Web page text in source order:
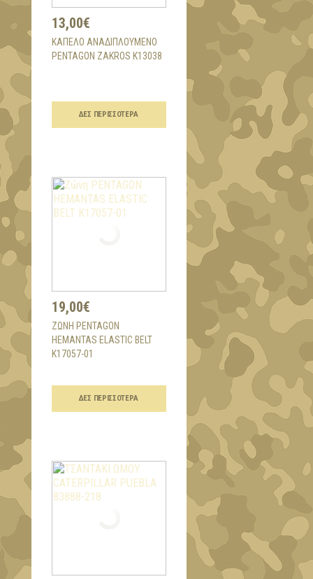
13,00€
ΚΑΠΈΛΟ ΑΝΑΔΙΠΛΟΎΜΕΝΟ
PENTAGON ZAKROS K13038
ΔΕΣ ΠΕΡΙΣΣΌΤΕΡΑ
19,00€
ΖΏΝΗ PENTAGON
HEMANTAS ELASTIC BELT
K17057-01
ΔΕΣ ΠΕΡΙΣΣΌΤΕΡΑ